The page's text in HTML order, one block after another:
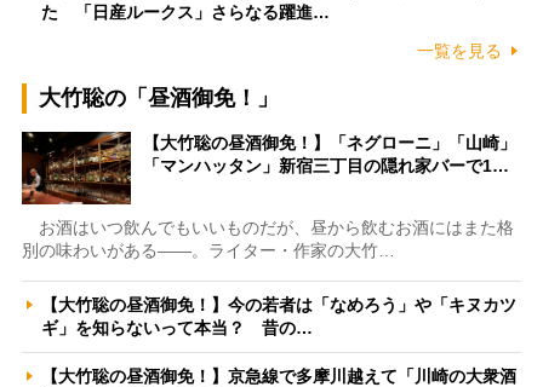
た 「日産ルークス」さらなる躍進…
一覧を見る
大竹聡の「昼酒御免！」
【大竹聡の昼酒御免！】「ネグローニ」「山崎」
「マンハッタン」新宿三丁目の隠れ家バーで1…
お酒はいつ飲んでもいいものだが、昼から飲むお酒にはまた格
別の味わいがある――。ライター・作家の大竹…
【大竹聡の昼酒御免！】今の若者は「なめろう」や「キヌカツ
ギ」を知らないって本当？ 昔の…
【大竹聡の昼酒御免！】京急線で多摩川越えて「川崎の大衆酒